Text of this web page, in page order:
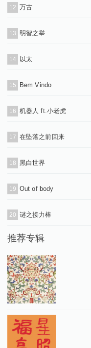
12 万古
13 明智之举
14 以太
15 Bem Vindo
16 机器人 ft.小老虎
17 在坠落之前回来
18 黑白世界
19 Out of body
20 谜之接力棒
推荐专辑